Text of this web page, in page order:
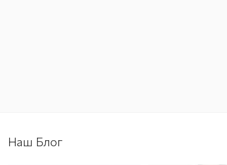
Наш Блог